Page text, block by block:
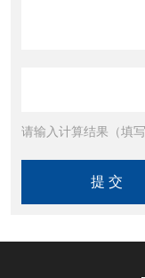
请输入计算结果（填